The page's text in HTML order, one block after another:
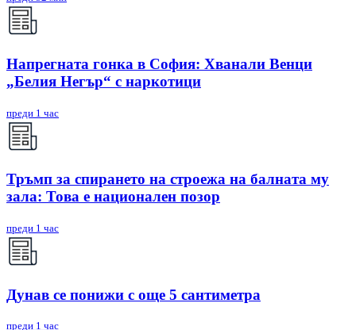
Напрегната гонка в София: Хванали Венци
„Белия Негър“ с наркотици
преди 1 час
Тръмп за спирането на строежа на балната му
зала: Това е национален позор
преди 1 час
Дунав се понижи с още 5 сантиметра
преди 1 час